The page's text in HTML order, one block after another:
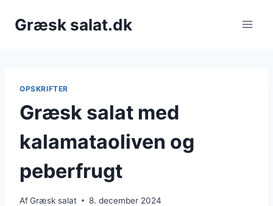
Græsk salat.dk
OPSKRIFTER
Græsk salat med
kalamataoliven og
peberfrugt
AfGræsk salat 8. december 2024